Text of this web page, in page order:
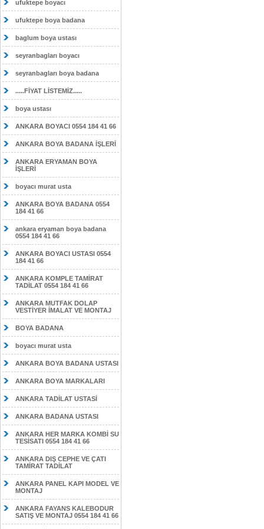
ufuktepe boyacı
ufuktepe boya badana
baglum boya ustası
seyranbagları boyacı
seyranbagları boya badana
.....FİYAT LİSTEMİZ.....
boya ustası
ANKARA BOYACI 0554 184 41 66
ANKARA BOYA BADANA İŞLERİ
ANKARA ERYAMAN BOYA
İŞLERİ
boyacı murat usta
ANKARA BOYA BADANA 0554
184 41 66
ankara eryaman boya badana
0554 184 41 66
ANKARA BOYACI USTASI 0554
184 41 66
ANKARA KOMPLE TAMİRAT
TADİLAT 0554 184 41 66
ANKARA MUTFAK DOLAP
VESTİYER İMALAT VE MONTAJ
BOYA BADANA
boyacı murat usta
ANKARA BOYA BADANA USTASI
ANKARA BOYA MARKALARI
ANKARA TADİLAT USTASİ
ANKARA BADANA USTASI
ANKARA HER MARKA KOMBİ SU
TESİSATI 0554 184 41 66
ANKARA DIŞ CEPHE VE ÇATI
TAMİRAT TADİLAT
ANKARA PANEL KAPI MODEL VE
MONTAJ
ANKARA FAYANS KALEBODUR
SATIŞ VE MONTAJ 0554 184 41 66